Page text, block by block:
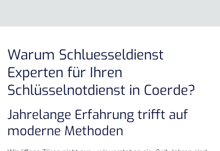
Warum Schluesseldienst
Experten für Ihren
Schlüsselnotdienst in Coerde?
Jahrelange Erfahrung trifft auf
moderne Methoden